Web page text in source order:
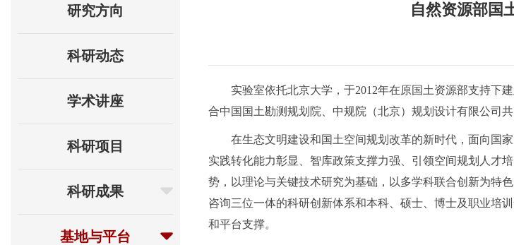
研究方向
科研动态
学术讲座
科研项目
科研成果
基地与平台
自然资源部国
实验室依托北京大学，于2012年在原国土资源部支持下
合中国国土勘测规划院、中规院（北京）规划设计有限公司共
在生态文明建设和国土空间规划改革的新时代，面向国
实践转化能力彰显、智库政策支撑力强、引领空间规划人才
势，以理论与关键技术研究为基础，以多学科联合创新为特
咨询三位一体的科研创新体系和本科、硕士、博士及职业培
和平台支撑。